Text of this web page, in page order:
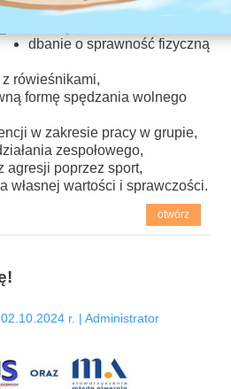
rozwijanie swoich pasji i
dbanie o sprawność fizyczną
rówieśnikami,
formę spędzania wolnego
w zakresie pracy w grupie,
zespołowego,
agresji poprzez sport,
własnej wartości i sprawczości.
otwórz
r. | Administrator